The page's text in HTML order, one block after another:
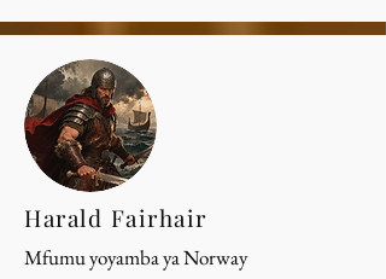
Harald Fairhair
Mfumu yoyamba ya Norway